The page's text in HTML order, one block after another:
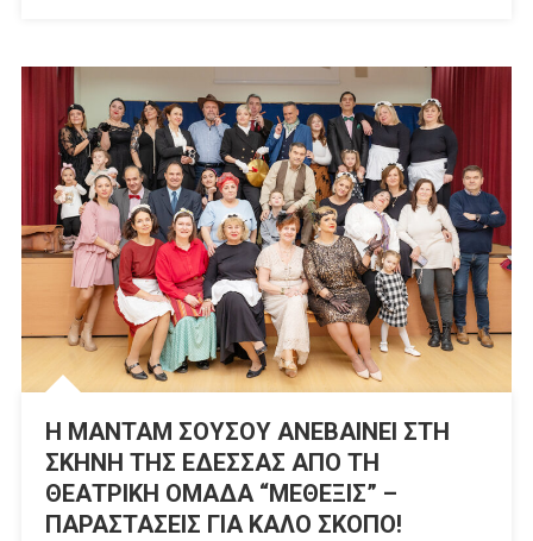
Η ΜΑΝΤΑΜ ΣΟΥΣΟΥ ΑΝΕΒΑΙΝΕΙ ΣΤΗ
ΣΚΗΝΗ ΤΗΣ ΕΔΕΣΣΑΣ ΑΠΟ ΤΗ
ΘΕΑΤΡΙΚΗ ΟΜΑΔΑ “ΜΕΘΕΞΙΣ” –
ΠΑΡΑΣΤΑΣΕΙΣ ΓΙΑ ΚΑΛΟ ΣΚΟΠΟ!